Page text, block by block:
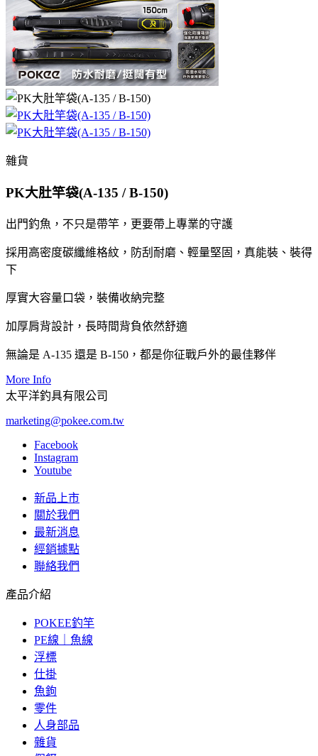
雜貨
PK大肚竿袋(A-135 / B-150)
出門釣魚，不只是帶竿，更要帶上專業的守護
採用高密度碳纖維格紋，防刮耐磨、輕量堅固，真能裝、裝得
下
厚實大容量口袋，裝備收納完整
加厚肩背設計，長時間背負依然舒適
無論是 A-135 還是 B-150，都是你征戰戶外的最佳夥伴
More Info
太平洋釣具有限公司
marketing@pokee.com.tw
Facebook
Instagram
Youtube
新品上市
關於我們
最新消息
經銷據點
聯絡我們
產品介紹
POKEE釣竿
PE線｜魚線
浮標
仕掛
魚鉤
零件
人身部品
雜貨